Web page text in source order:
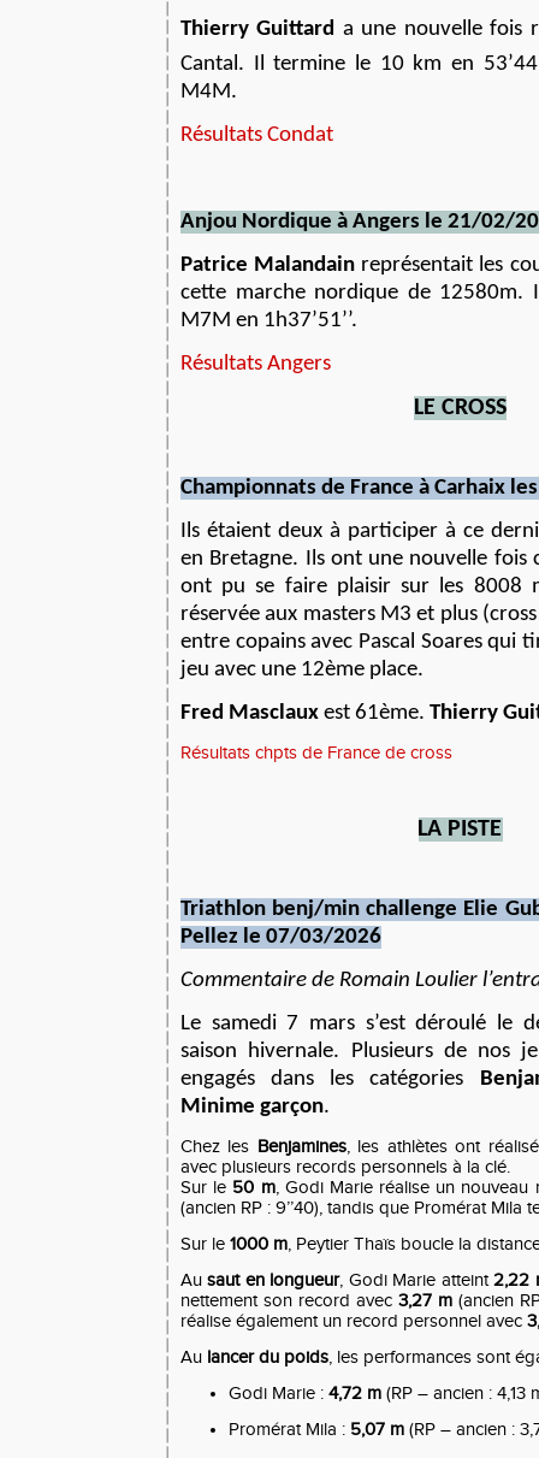
Thierry Guittard a une nouvelle fois
Cantal. Il termine le 10 km en
M4M.
Résultats Condat
Anjou Nordique à Angers le 21/02/
Patrice Malandain représentait les
cette marche nordique de 12580m.
M7M en 1h37’51’’.
Résultats Angers
LE CROSS
Championnats de France à Carhaix les
Ils étaient deux à participer à ce
en Bretagne. Ils ont une nouvelle fois
ont pu se faire plaisir sur les 8008
réservée aux masters M3 et plus (
entre copains avec Pascal Soares qui
jeu avec une 12ème place.
Fred Masclaux est 61ème. Thierry
Résultats chpts de France de cross
LA PISTE
Triathlon benj/min challenge Elie
Pellez le 07/03/2026
Commentaire de Romain Loulier
Le samedi 7 mars s’est déroulé le
saison hivernale. Plusieurs de nos
engagés dans les catégories
Minime garçon.
Chez les Benjamines, les athlètes ont
avec plusieurs records personnels à la clé.
Sur le 50 m, Godi Marie réalise un
(ancien RP : 9’’40), tandis que Promérat Mila
Sur le 1000 m, Peytier Thaïs boucle la
Ausaut en longueur, Godi Marie atteint2,22
nettement son record avec 3,27 m (ancien
réalise également un record personnel avec
Au lancer du poids, les performances sont
Godi Marie : 4,72 m (RP – ancien : 4,13
Promérat Mila : 5,07 m (RP – ancien :